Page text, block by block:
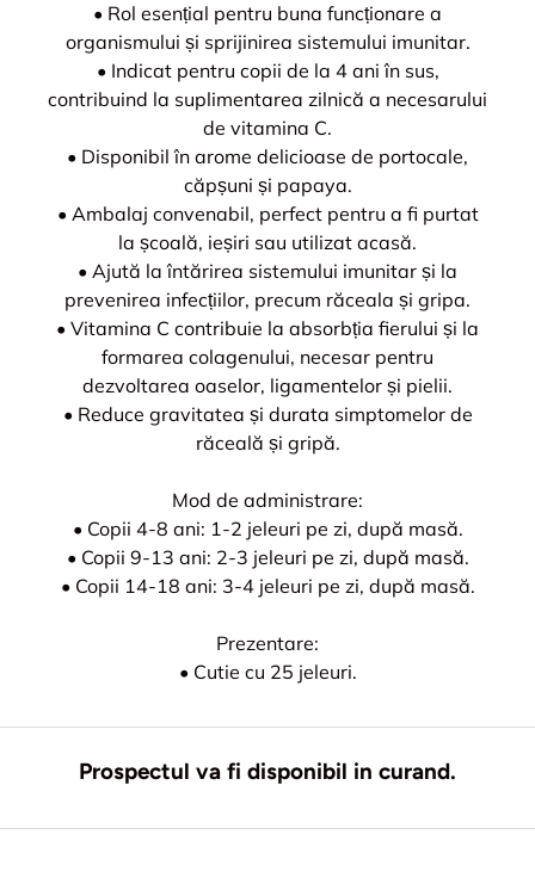
• Rol esențial pentru buna funcționare a
organismului și sprijinirea sistemului imunitar.
• Indicat pentru copii de la 4 ani în sus,
contribuind la suplimentarea zilnică a necesarului
de vitamina C.
• Disponibil în arome delicioase de portocale,
căpșuni și papaya.
• Ambalaj convenabil, perfect pentru a fi purtat
la școală, ieșiri sau utilizat acasă.
• Ajută la întărirea sistemului imunitar și la
prevenirea infecțiilor, precum răceala și gripa.
• Vitamina C contribuie la absorbția fierului și la
formarea colagenului, necesar pentru
dezvoltarea oaselor, ligamentelor și pielii.
• Reduce gravitatea și durata simptomelor de
răceală și gripă.
Mod de administrare:
• Copii 4-8 ani: 1-2 jeleuri pe zi, după masă.
• Copii 9-13 ani: 2-3 jeleuri pe zi, după masă.
• Copii 14-18 ani: 3-4 jeleuri pe zi, după masă.
Prezentare:
• Cutie cu 25 jeleuri.
Prospectul va fi disponibil in curand.